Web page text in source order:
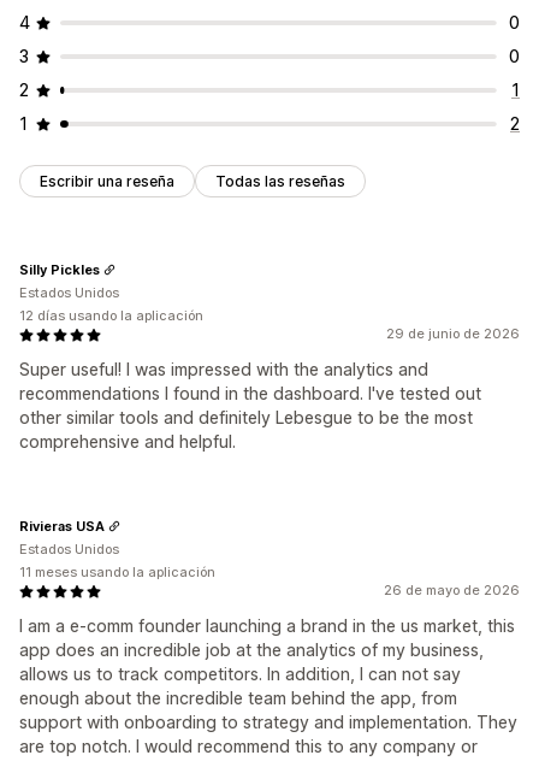
4
0
3
0
2
1
1
2
Escribir una reseña Todas las reseñas
29 de junio de 2026
Super useful! I was impressed with the analytics and
recommendations I found in the dashboard. I've tested out
other similar tools and definitely Lebesgue to be the most
comprehensive and helpful.
Silly Pickles
Estados Unidos
12 días usando la aplicación
26 de mayo de 2026
I am a e-comm founder launching a brand in the us market, this
app does an incredible job at the analytics of my business,
allows us to track competitors. In addition, I can not say
enough about the incredible team behind the app, from
support with onboarding to strategy and implementation. They
are top notch. I would recommend this to any company or
Rivieras USA
Estados Unidos
11 meses usando la aplicación